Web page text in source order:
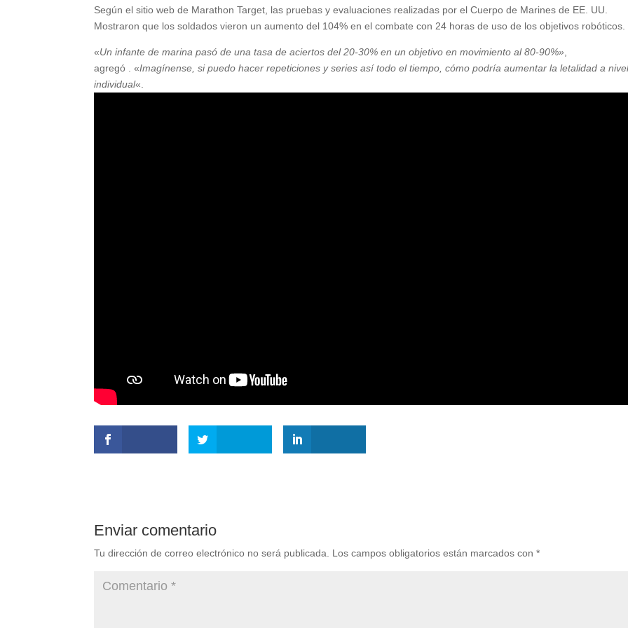
Según el sitio web de Marathon Target, las pruebas y evaluaciones realizadas por el Cuerpo de Marines de EE. UU.
Mostraron que los soldados vieron un aumento del 104% en el combate con 24 horas de uso de los objetivos robóticos.
«Un infante de marina pasó de una tasa de aciertos del 20-30% en un objetivo en movimiento al 80-90%»
agregó . «Imagínense, si puedo hacer repeticiones y series así todo el tiempo, cómo podría aumentar la letalidad a
individual«.
Enviar comentario
Tu dirección de correo electrónico no será publicada. Los campos obligatorios están marcados con*